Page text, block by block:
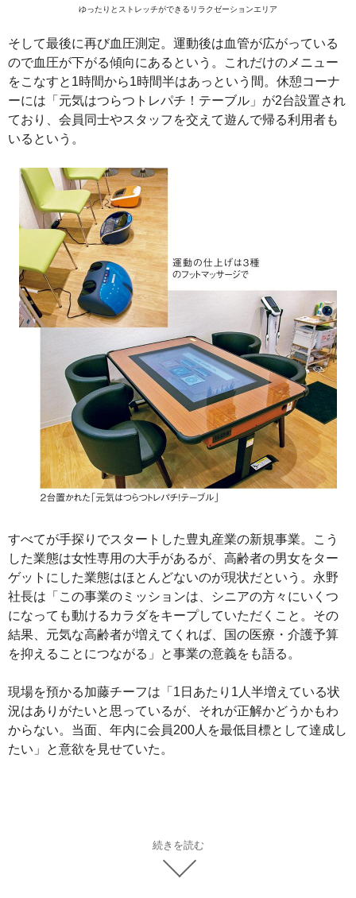
ゆったりとストレッチができるリラクゼーションエリア
そして最後に再び血圧測定。運動後は血管が広がっている
ので血圧が下がる傾向にあるという。これだけのメニュー
をこなすと1時間から1時間半はあっという間。休憩コーナ
ーには「元気はつらつトレパチ！テーブル」が2台設置され
ており、会員同士やスタッフを交えて遊んで帰る利用者も
いるという。
すべてが手探りでスタートした豊丸産業の新規事業。こう
した業態は女性専用の大手があるが、高齢者の男女をター
ゲットにした業態はほとんどないのが現状だという。永野
社長は「この事業のミッションは、シニアの方々にいくつ
になっても動けるカラダをキープしていただくこと。その
結果、元気な高齢者が増えてくれば、国の医療・介護予算
を抑えることにつながる」と事業の意義をも語る。
現場を預かる加藤チーフは「1日あたり1人半増えている状
況はありがたいと思っているが、それが正解かどうかもわ
からない。当面、年内に会員200人を最低目標として達成し
たい」と意欲を見せていた。
続きを読む